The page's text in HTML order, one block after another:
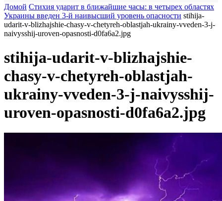
Домой ​Стихия ударит в ближайшие часы: в четырех областях
Украины введен 3-й наивысший уровень опасности stihija-
udarit-v-blizhajshie-chasy-v-chetyreh-oblastjah-ukrainy-vveden-3-j-
naivysshij-uroven-opasnosti-d0fa6a2.jpg
stihija-udarit-v-blizhajshie-
chasy-v-chetyreh-oblastjah-
ukrainy-vveden-3-j-naivysshij-
uroven-opasnosti-d0fa6a2.jpg